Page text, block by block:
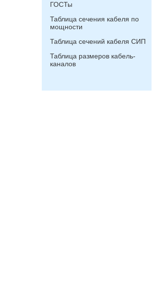
ГОСТы
Таблица сечения кабеля по
мощности
Таблица сечений кабеля СИП
Таблица размеров кабель-
каналов